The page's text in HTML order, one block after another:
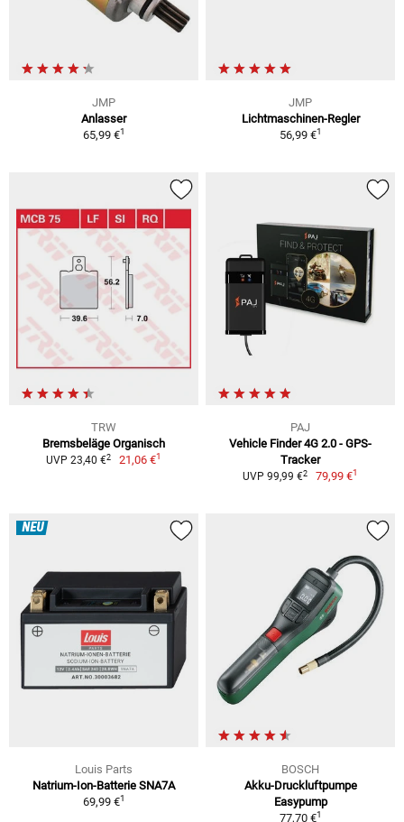
JMP
Anlasser
65,99 €1
JMP
Lichtmaschinen-Regler
56,99 €1
TRW
Bremsbeläge Organisch
UVP 23,40 €2 21,06 €1
PAJ
Vehicle Finder 4G 2.0 - GPS-
Tracker
UVP 99,99 €2 79,99 €1
NEU
Louis Parts
Natrium-Ion-Batterie SNA7A
69,99 €1
BOSCH
Akku-Druckluftpumpe
Easypump
77,70 €1